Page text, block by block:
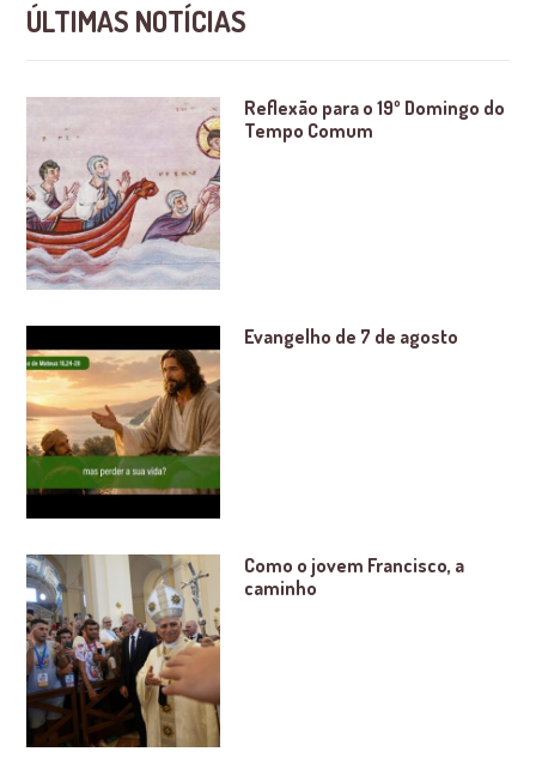
ÚLTIMAS NOTÍCIAS
Reflexão para o 19º Domingo do
Tempo Comum
Evangelho de 7 de agosto
Como o jovem Francisco, a
caminho